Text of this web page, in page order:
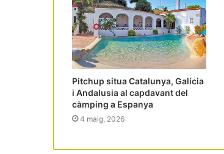
Pitchup situa Catalunya, Galícia
i Andalusia al capdavant del
càmping a Espanya
4 maig, 2026